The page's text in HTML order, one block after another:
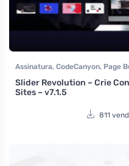
Assinatura, CodeCanyon, Page
Slider Revolution – Crie
Sites – v7.1.5
811